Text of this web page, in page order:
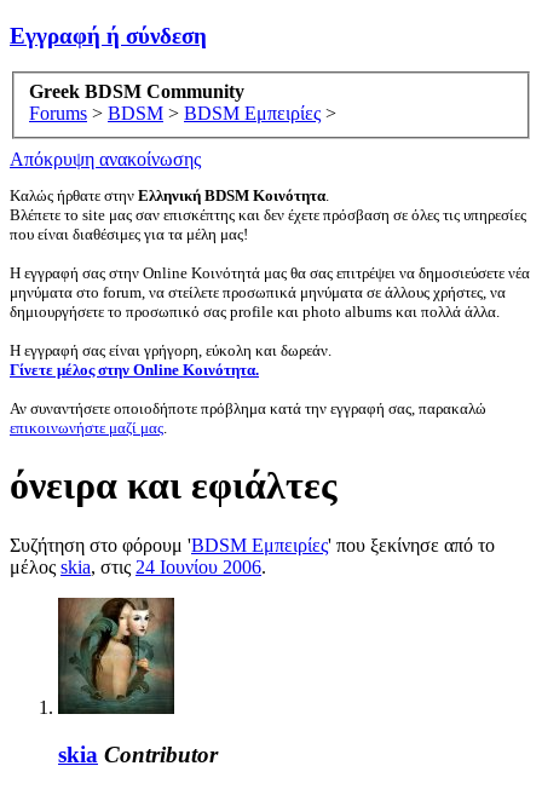
Εγγραφή ή σύνδεση
Greek BDSM Community
Forums > BDSM > BDSM Εμπειρίες >
Απόκρυψη ανακοίνωσης
Καλώς ήρθατε στην Ελληνική BDSM Κοινότητα.
Βλέπετε το site μας σαν επισκέπτης και δεν έχετε πρόσβαση σε όλες τις υπηρεσίες
που είναι διαθέσιμες για τα μέλη μας!
Η εγγραφή σας στην Online Κοινότητά μας θα σας επιτρέψει να δημοσιεύσετε νέα
μηνύματα στο forum, να στείλετε προσωπικά μηνύματα σε άλλους χρήστες, να
δημιουργήσετε το προσωπικό σας profile και photo albums και πολλά άλλα.
Η εγγραφή σας είναι γρήγορη, εύκολη και δωρεάν.
Γίνετε μέλος στην Online Κοινότητα.
Αν συναντήσετε οποιοδήποτε πρόβλημα κατά την εγγραφή σας, παρακαλώ
επικοινωνήστε μαζί μας.
όνειρα και εφιάλτες
Συζήτηση στο φόρουμ 'BDSM Εμπειρίες' που ξεκίνησε από το
μέλος skia, στις 24 Ιουνίου 2006.
skia Contributor